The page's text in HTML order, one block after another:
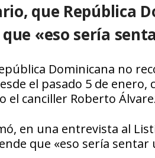
que República
«eso sería
Dominicana no
el pasado 5 de
el canciller Roberto
en una entrevista al
que «eso sería